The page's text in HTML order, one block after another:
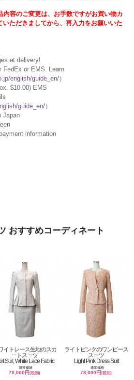
内容のご変更は、お手数ですがお買い物カ
ただきましてから、再入力をお願いいた
at delivery!
FedEx or EMS. Learn
english/guide_en/）
$10.00) EMS
guide_en/）
Japan
information
おすすめコーディネート
イトレース生地のスカ
ートスーツ
Suit, White Lace Fabric
通常価格
78,000円(税別)
ライトピンクのワンピース
スーツ
Light Pink Dress Suit
通常価格
78,000円(税別)